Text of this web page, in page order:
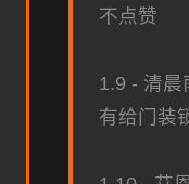
不点赞
1.9 - 清
有给门装